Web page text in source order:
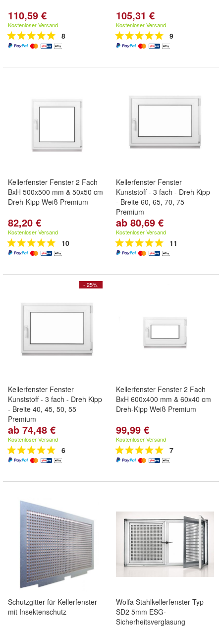
110,59 €
Kostenloser Versand
8
105,31 €
Kostenloser Versand
9
Kellerfenster Fenster 2 Fach
BxH 500x500 mm & 50x50 cm
Dreh-Kipp Weiß Premium
82,20 €
Kostenloser Versand
10
Kellerfenster Fenster
Kunststoff - 3 fach - Dreh Kipp
- Breite 60, 65, 70, 75
Premium
ab 80,69 €
Kostenloser Versand
11
- 25%
Kellerfenster Fenster
Kunststoff - 3 fach - Dreh Kipp
- Breite 40, 45, 50, 55
Premium
ab 74,48 €
Kostenloser Versand
6
Kellerfenster Fenster 2 Fach
BxH 600x400 mm & 60x40 cm
Dreh-Kipp Weiß Premium
99,99 €
Kostenloser Versand
7
Schutzgitter für Kellerfenster
mit Insektenschutz
Wolfa Stahlkellerfenster Typ
SD2 5mm ESG-
Sicherheitsverglasung